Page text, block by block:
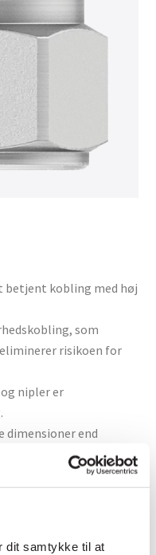
dit samtykke til at
betjent kobling med høj
som
risikoen for
nipler er
dimensioner end
betjening. eSafe